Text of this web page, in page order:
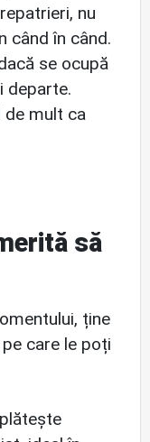
nu
când în când.
se ocupă
departe.
de mult ca
să
ține
care le poți